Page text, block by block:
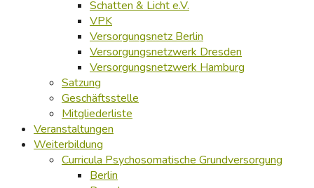
Schatten & Licht e.V.
VPK
Versorgungsnetz Berlin
Versorgungsnetzwerk Dresden
Versorgungsnetzwerk Hamburg
Satzung
Geschäftsstelle
Mitgliederliste
Veranstaltungen
Weiterbildung
Curricula Psychosomatische Grundversorgung
Berlin